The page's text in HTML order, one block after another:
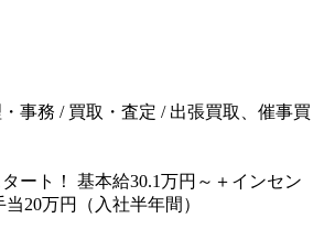
事務 / 買取・査定 / 出張買取、催事買
ート！ 基本給30.1万円～＋インセン
20万円（入社半年間）